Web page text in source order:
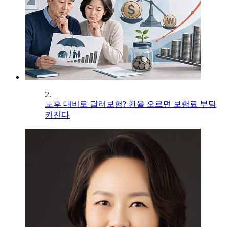
2.
노후 대비로 달러보험? 환율 오르면 보험료 부담
커진다